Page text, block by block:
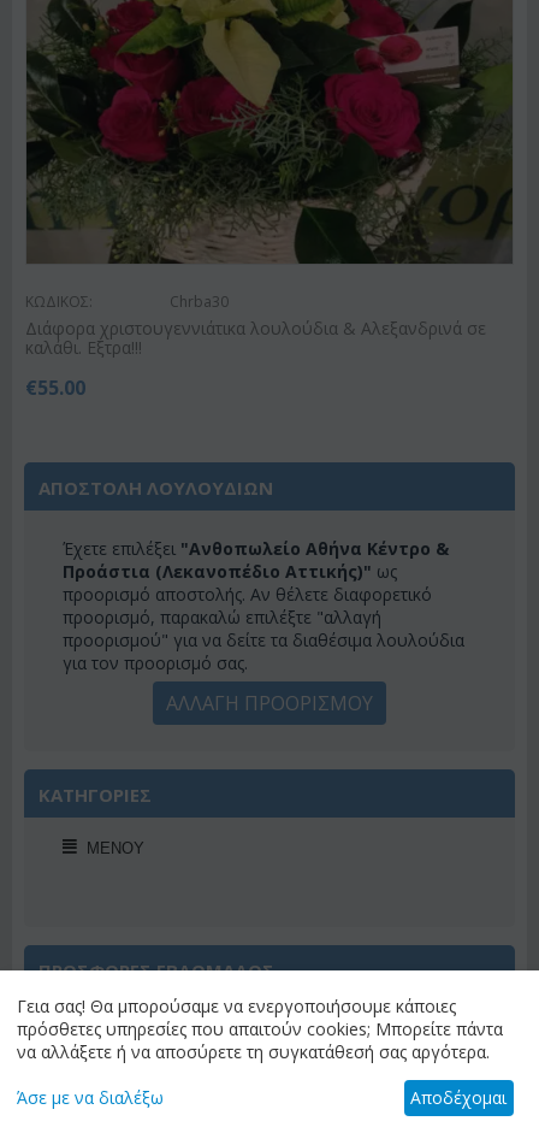
ΚΩΔΙΚΟΣ: Chrba30
Διάφορα χριστουγεννιάτικα λουλούδια & Αλεξανδρινά σε
καλάθι. Εξτρα!!!
€55.00
ΑΠΟΣΤΟΛΗ ΛΟΥΛΟΥΔΙΩΝ
Έχετε επιλέξει "Ανθοπωλείο Αθήνα Κέντρο &
Προάστια (Λεκανοπέδιο Αττικής)" ως
προορισμό αποστολής. Αν θέλετε διαφορετικό
προορισμό, παρακαλώ επιλέξτε "αλλαγή
προορισμού" για να δείτε τα διαθέσιμα λουλούδια
για τον προορισμό σας.
ΑΛΛΑΓΗ ΠΡΟΟΡΙΣΜΟΥ
ΚΑΤΗΓΟΡΙΕΣ
ΜΕΝΟΎ
ΠΡΟΣΦΟΡΕΣ ΕΒΔΟΜΑΔΟΣ
Έκπτωση 22%
Γεια σας! Θα μπορούσαμε να ενεργοποιήσουμε κάποιες
πρόσθετες υπηρεσίες που απαιτούν cookies; Μπορείτε πάντα
να αλλάξετε ή να αποσύρετε τη συγκατάθεσή σας αργότερα.
Άσε με να διαλέξω Αποδέχομαι